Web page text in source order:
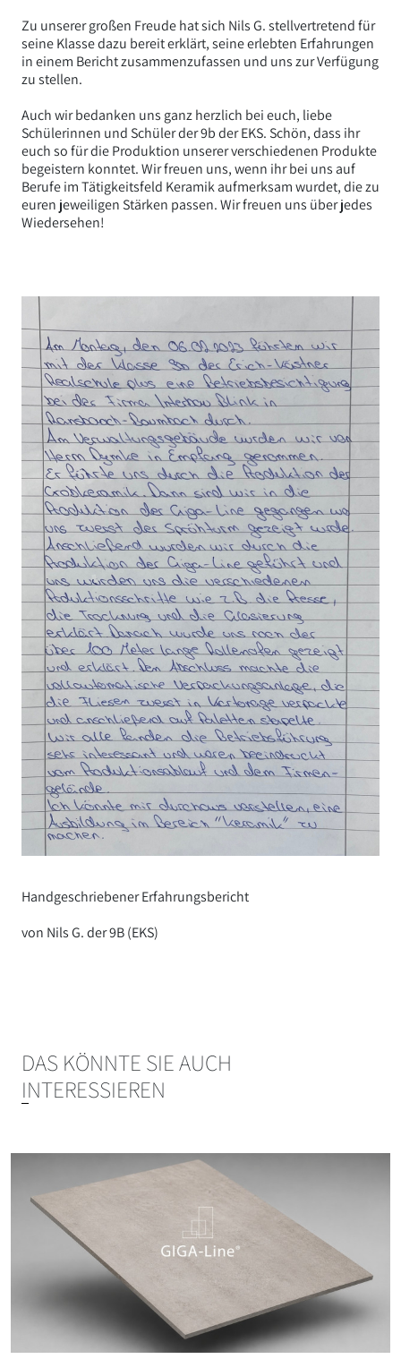
Zu unserer großen Freude hat sich Nils G. stellvertretend für
seine Klasse dazu bereit erklärt, seine erlebten Erfahrungen
in einem Bericht zusammenzufassen und uns zur Verfügung
zu stellen.
Auch wir bedanken uns ganz herzlich bei euch, liebe
Schülerinnen und Schüler der 9b der EKS. Schön, dass ihr
euch so für die Produktion unserer verschiedenen Produkte
begeistern konntet. Wir freuen uns, wenn ihr bei uns auf
Berufe im Tätigkeitsfeld Keramik aufmerksam wurdet, die zu
euren jeweiligen Stärken passen. Wir freuen uns über jedes
Wiedersehen!
Handgeschriebener Erfahrungsbericht
von Nils G. der 9B (EKS)
DAS KÖNNTE SIE AUCH
INTERESSIEREN